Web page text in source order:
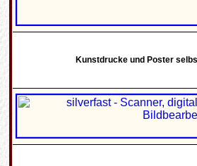
Kunstdrucke und Poster